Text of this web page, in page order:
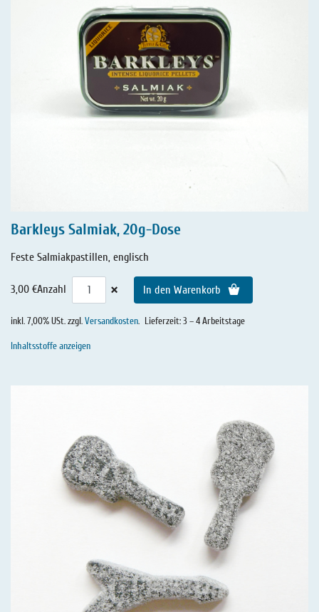
Barkleys Salmiak, 20g-Dose
Feste Salmiakpastillen, englisch
3,00 €Anzahl × In den Warenkorb
inkl. 7,00% USt. zzgl.Versandkosten. Lieferzeit: 3 – 4 Arbeitstage
Inhaltsstoffe anzeigen